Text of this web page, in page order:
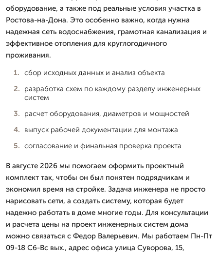
оборудование, а также под реальные условия участка в
Ростова-на-Дона. Это особенно важно, когда нужна
надежная сеть водоснабжения, грамотная канализация и
эффективное отопления для круглогодичного
проживания.
сбор исходных данных и анализ объекта
разработка схем по каждому разделу инженерных
систем
расчет оборудования, диаметров и мощностей
выпуск рабочей документации для монтажа
согласование и финальная проверка проекта
В августе 2026 мы помогаем оформить проектный
комплект так, чтобы он был понятен подрядчикам и
экономил время на стройке. Задача инженера не просто
нарисовать сети, а создать систему, которая будет
надежно работать в доме многие годы. Для консультации
и расчета цены на проект инженерных систем дома
можно связаться с Федор Валерьевич. Мы работаем Пн-Пт
09-18 Сб-Вс вых., адрес офиса улица Суворова, 15,